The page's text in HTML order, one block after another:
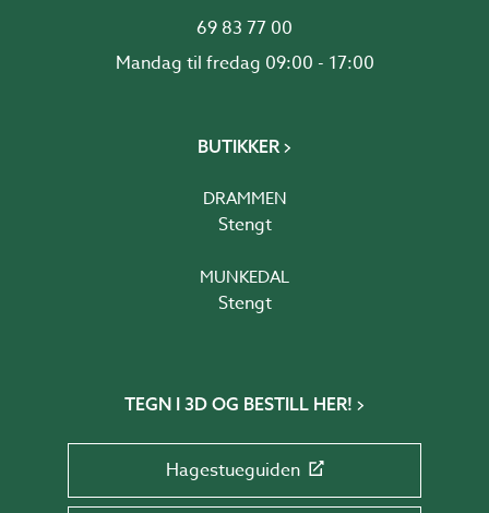
69 83 77 00
Mandag til fredag 09:00 - 17:00
BUTIKKER
DRAMMEN
Stengt
MUNKEDAL
Stengt
TEGN I 3D OG BESTILL HER!
Hagestueguiden